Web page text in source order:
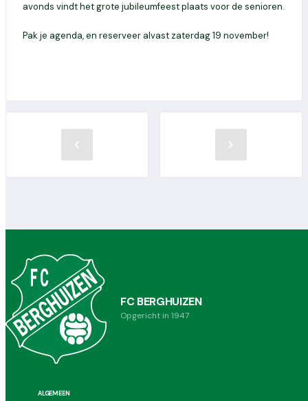
avonds vindt het grote jubileumfeest plaats voor de senioren.
Pak je agenda, en reserveer alvast zaterdag 19 november!
FC BERGHUIZEN
Opgericht in 1947
ALGEMEEN